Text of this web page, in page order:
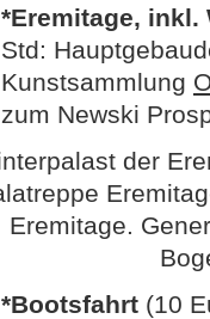
*Eremitage, inkl.
Std:
Kunstsammlung
zum Newski
*Bootsfahrt (10